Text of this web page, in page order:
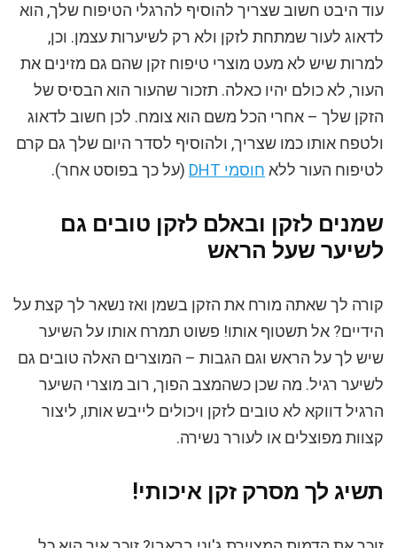
עוד היבט חשוב שצריך להוסיף להרגלי הטיפוח שלך, הוא
לדאוג לעור שמתחת לזקן ולא רק לשיערות עצמן. וכן,
למרות שיש לא מעט מוצרי טיפוח זקן שהם גם מזינים את
העור, לא כולם יהיו כאלה. תזכור שהעור הוא הבסיס של
הזקן שלך – אחרי הכל משם הוא צומח. לכן חשוב לדאוג
ולטפח אותו כמו שצריך, ולהוסיף לסדר היום שלך גם קרם
לטיפוח העור ללא חוסמי DHT (על כך בפוסט אחר).
שמנים לזקן ובאלם לזקן טובים גם
לשיער שעל הראש
קורה לך שאתה מורח את הזקן בשמן ואז נשאר לך קצת על
הידיים? אל תשטוף אותו! פשוט תמרח אותו על השיער
שיש לך על הראש וגם הגבות – המוצרים האלה טובים גם
לשיער רגיל. מה שכן כשהמצב הפוך, רוב מוצרי השיער
הרגיל דווקא לא טובים לזקן ויכולים לייבש אותו, ליצור
קצוות מפוצלים או לעורר נשירה.
תשיג לך מסרק זקן איכותי!